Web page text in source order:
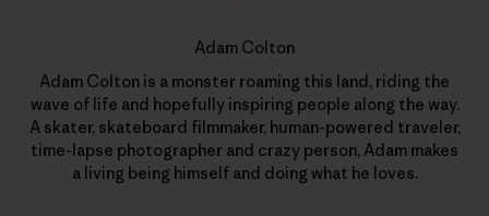
Adam Colton
Adam Colton is a monster roaming this land, riding the
wave of life and hopefully inspiring people along the way.
A skater, skateboard filmmaker, human-powered traveler,
time-lapse photographer and crazy person, Adam makes
a living being himself and doing what he loves.